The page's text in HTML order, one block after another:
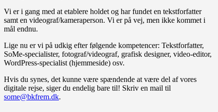
Vi er i gang med at etablere holdet og har fundet en tekstforfatter
samt en videograf/kameraperson. Vi er på vej, men ikke kommet i
mål endnu.
Lige nu er vi på udkig efter følgende kompetencer: Tekstforfatter,
SoMe-specialister, fotograf/videograf, grafisk designer, video-editor,
WordPress-specialist (hjemmeside) osv.
Hvis du synes, det kunne være spændende at være del af vores
digitale rejse, siger du endelig bare til! Skriv en mail til
some@bkfrem.dk.